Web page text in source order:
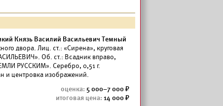
Князь Василий Васильевич Темный
двора. Лиц. ст.: «Сирена», круговая
Об. ст.: Всадник вправо,
РУССКИМ». Серебро, 0,51 г.
и центровка изображений.
5 000–7 000
14 000